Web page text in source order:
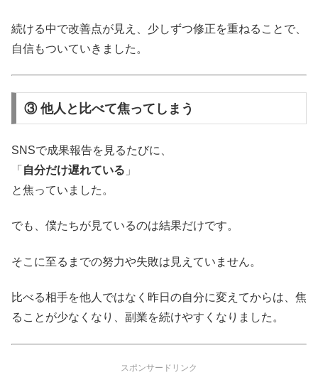
続ける中で改善点が見え、少しずつ修正を重ねることで、
自信もついていきました。
③ 他人と比べて焦ってしまう
SNSで成果報告を見るたびに、
「 自分だけ遅れている 」
と焦っていました。
でも、僕たちが見ているのは結果だけです。
そこに至るまでの努力や失敗は見えていません。
比べる相手を他人ではなく昨日の自分に変えてからは、焦
ることが少なくなり、副業を続けやすくなりました。
スポンサードリンク